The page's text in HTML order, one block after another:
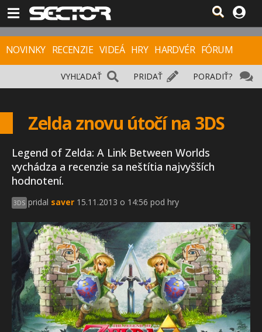
NOVINKY RECENZIE VIDEÁ HRY HARDVÉR FÓRUM
PORADIŤ?
PRIDAŤ
VYHĽADAŤ
Zelda znovu útočí na 3DS
Legend of Zelda: A Link Between Worlds
vychádza a recenzie sa neštítia najvyšších
hodnotení.
3DS pridal saver 15.11.2013 o 14:56 pod hry